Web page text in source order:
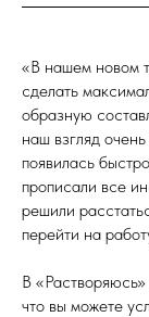
«В нашем новом
сделать
образную
наш взгляд
появилась
прописали все
решили
перейти на
В
что вы можете